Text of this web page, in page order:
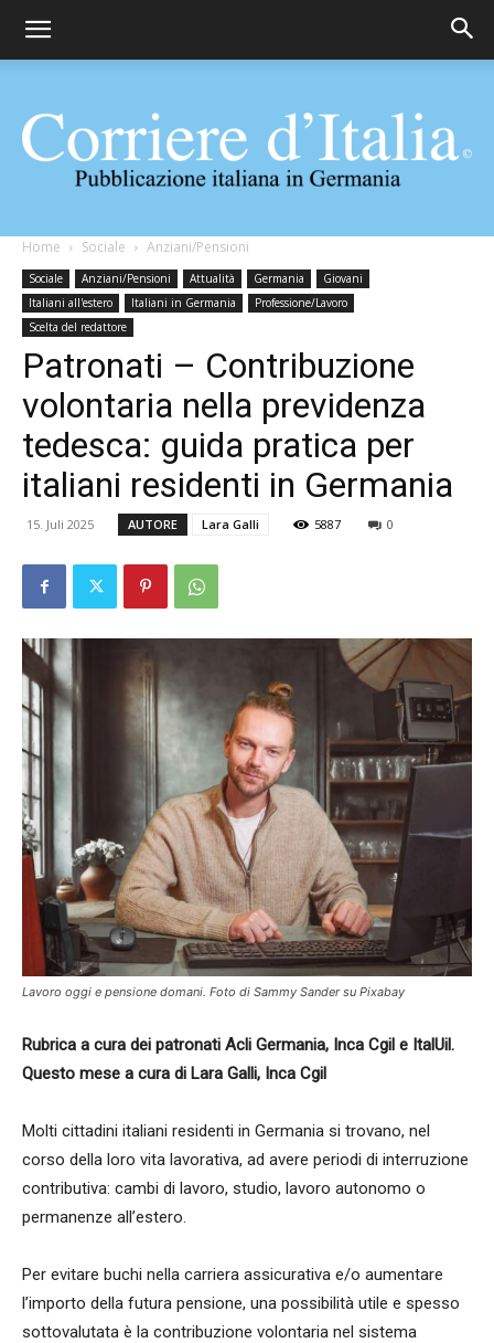
Corriere
Home Sociale Anziani/Pensioni
Sociale Anziani/Pensioni Attualità Germania
Giovani
Italiani all'estero
Italiani in Germania
Professione/Lavoro
Scelta del redattore
Patronati – Contribuzione
volontaria nella previdenza
tedesca: guida pratica per
italiani residenti in Germania
15. Juli 2025 AUTORE Lara Galli 5887 0
Lavoro oggi e pensione domani. Foto di Sammy Sander su Pixabay
Rubrica a cura dei patronati Acli Germania, Inca Cgil e ItalUil.
Questo mese a cura di Lara Galli, Inca Cgil
Molti cittadini italiani residenti in Germania si trovano, nel
corso della loro vita lavorativa, ad avere periodi di interruzione
contributiva: cambi di lavoro, studio, lavoro autonomo o
permanenze all’estero.
Per evitare buchi nella carriera assicurativa e/o aumentare
l’importo della futura pensione, una possibilità utile e spesso
sottovalutata è la contribuzione volontaria nel sistema